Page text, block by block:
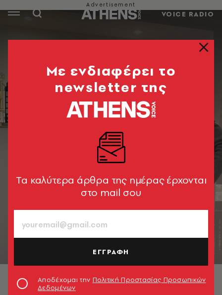
VOICE RADIO
Mε ενδιαφέρει το
newsletter της
Tα καλύτερα άρθρα της ημέρας έρχονται
στο mail σου
ΕΓΓΡΑΦΗ
Αποδέχομαι την Πολιτική Προστασίας Προσωπικών
Δεδομένων